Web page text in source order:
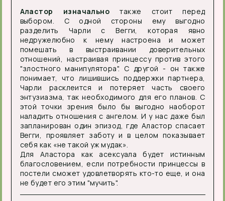
Аластор изначально также стоит перед
выбором. С одной стороны ему выгодно
разделить Чарли с Вегги, которая явно
недружелюбно к нему настроена и может
помешать в выстраивании доверительных
отношений, настраивая принцессу против этого
"злостного манипулятора". С другой - он также
понимает, что лишившись поддержки партнера,
Чарли расклеится и потеряет часть своего
энтузиазма, так необходимого для его планов. С
этой точки зрения было бы выгодно наоборот
наладить отношения с ангелом. И у нас даже был
запланирован один эпизод, где Аластор спасает
Вегги, проявляет заботу и в целом показывает
себя как «не такой уж мудак».
Для Аластора как асексуала будет истинным
благословением, если потребности принцессы в
постели сможет удовлетворять кто-то еще, и она
не будет его этим "мучить".